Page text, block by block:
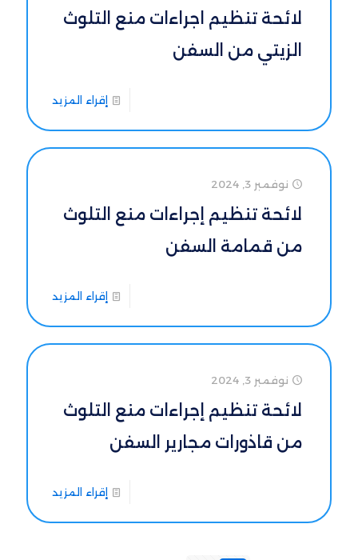
لائحة تنظيم اجراءات منع التلوث
الزيتي من السفن
إقراء المزيد
نوفمبر 3, 2024
لائحة تنظيم إجراءات منع التلوث
من قمامة السفن
إقراء المزيد
نوفمبر 3, 2024
لائحة تنظيم إجراءات منع التلوث
من قاذورات مجارير السفن
إقراء المزيد